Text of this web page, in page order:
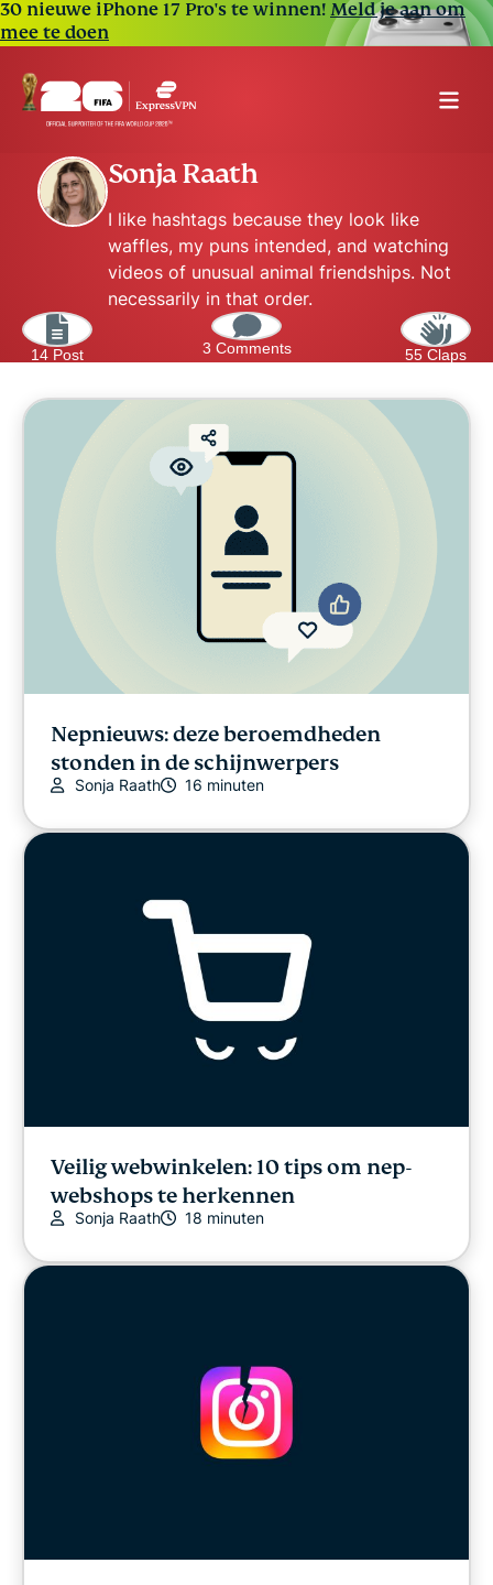
30 nieuwe iPhone 17 Pro's te winnen!Meld je aan om
mee te doen
Sonja Raath
I like hashtags because they look like
waffles, my puns intended, and watching
videos of unusual animal friendships. Not
necessarily in that order.
14 Post 3 Comments 55 Claps
Nepnieuws: deze beroemdheden
stonden in de schijnwerpers
Sonja Raath 16 minuten
Veilig webwinkelen: 10 tips om nep-
webshops te herkennen
Sonja Raath 18 minuten